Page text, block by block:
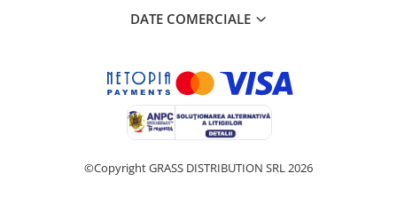
DATE COMERCIALE
©Copyright GRASS DISTRIBUTION SRL 2026